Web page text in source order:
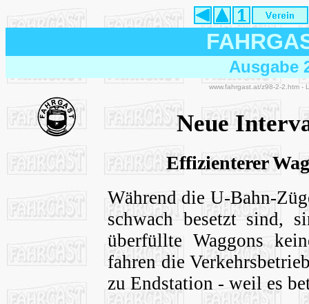
Ausgabe
www.fahrgast.at/z98-2-2.htm -
Neue
Effizienterer
Während die U-Bahn-
schwach besetzt sind,
überfüllte Waggons
fahren die
zu Endstation - weil es